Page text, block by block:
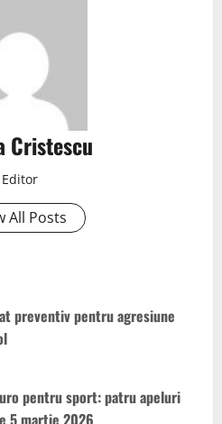
Cristescu
Editor
All Posts
preventiv pentru agresiune
pentru sport: patru apeluri